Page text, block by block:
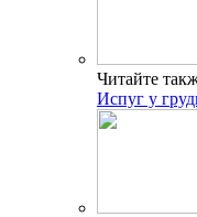
Читайте
Испуг у